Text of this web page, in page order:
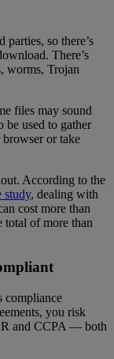
so there’s
There’s
worms, Trojan
files may sound
be used to gather
or take
According to the
study, dealing with
cost more than
of more than
compliance
you risk
and CCPA — both